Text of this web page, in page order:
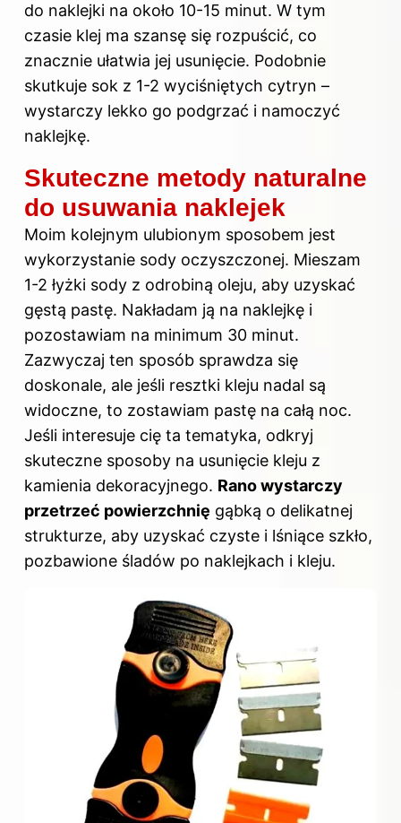
do naklejki na około 10-15 minut. W tym
czasie klej ma szansę się rozpuścić, co
znacznie ułatwia jej usunięcie. Podobnie
skutkuje sok z 1-2 wyciśniętych cytryn –
wystarczy lekko go podgrzać i namoczyć
naklejkę.
Skuteczne metody naturalne
do usuwania naklejek
Moim kolejnym ulubionym sposobem jest
wykorzystanie sody oczyszczonej. Mieszam
1-2 łyżki sody z odrobiną oleju, aby uzyskać
gęstą pastę. Nakładam ją na naklejkę i
pozostawiam na minimum 30 minut.
Zazwyczaj ten sposób sprawdza się
doskonale, ale jeśli resztki kleju nadal są
widoczne, to zostawiam pastę na całą noc.
Jeśli interesuje cię ta tematyka, odkryj
skuteczne sposoby na usunięcie kleju z
kamienia dekoracyjnego. Rano wystarczy
przetrzeć powierzchnię gąbką o delikatnej
strukturze, aby uzyskać czyste i lśniące szkło,
pozbawione śladów po naklejkach i kleju.